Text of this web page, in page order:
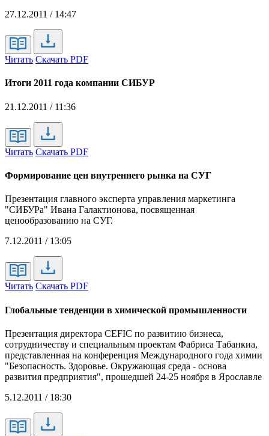
27.12.2011 / 14:47
Читать Скачать PDF
Итоги 2011 года компании СИБУР
21.12.2011 / 11:36
Читать Скачать PDF
Формирование цен внутреннего рынка на СУГ
Презентация главного эксперта управления маркетинга
"СИБУРа" Ивана Галактионова, посвященная
ценообразованию на СУГ.
7.12.2011 / 13:05
Читать Скачать PDF
Глобальные тенденции в химической промышленности
Презентация директора CEFIC по развитию бизнеса,
сотрудничеству и специальным проектам Фабриса Табанкиа,
представленная на конференция Международного года химии
"Безопасность. Здоровье. Окружающая среда - основа
развития предприятия", прошедшей 24-25 ноября в Ярославле
5.12.2011 / 18:30